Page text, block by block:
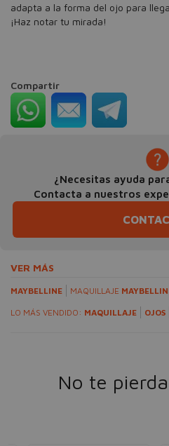
adapta a la forma del ojo para
¡Haz notar tu mirada!
Compartir
¿Necesitas ayuda
Contacta a nuestros
VER MÁS
MAYBELLINE MAQUILLAJE
LO MÁS VENDIDO: MAQUILLAJE OJOS
No te